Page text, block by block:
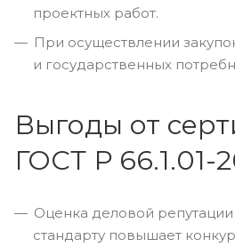
проектных работ.
При осуществлении
и государственных
Выгоды от
ГОСТ Р 66.1.01-
Оценка деловой
стандарту повышает